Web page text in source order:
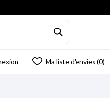
Ma liste d'envies (0)